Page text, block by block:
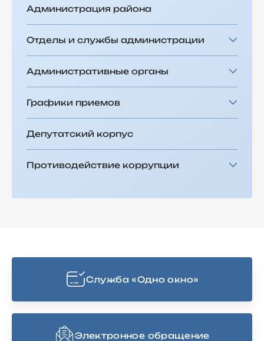
Администрация района
Отделы и службы администрации
Административные органы
Графики приемов
Депутатский корпус
Противодействие коррупции
Cлужба «Одно окно»
Электронное обращение